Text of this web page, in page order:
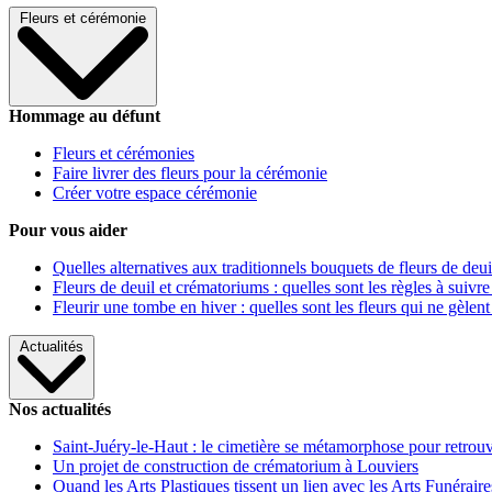
Fleurs et cérémonie
Hommage au défunt
Fleurs et cérémonies
Faire livrer des fleurs pour la cérémonie
Créer votre espace cérémonie
Pour vous aider
Quelles alternatives aux traditionnels bouquets de fleurs de
Fleurs de deuil et crématoriums : quelles sont les règles à
Fleurir une tombe en hiver : quelles sont les fleurs qui ne gèlent
Actualités
Nos actualités
Saint-Juéry-le-Haut : le cimetière se métamorphose pour
Un projet de construction de crématorium à Louviers
Quand les Arts Plastiques tissent un lien avec les Arts